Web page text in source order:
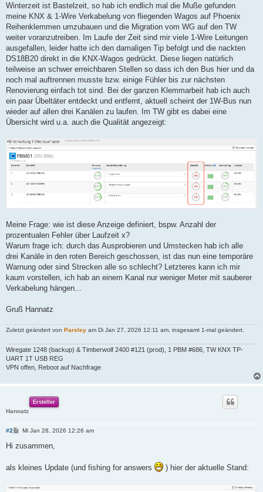
a
Winterzeit ist Bastelzeit, so hab ich endlich mal die Muße gefunden
meine KNX & 1-Wire Verkabelung von fliegenden Wagos auf Phoenix
Reihenklemmen umzubauen und die Migration vom WG auf den TW
weiter voranzutreiben. Im Laufe der Zeit sind mir viele 1-Wire Leitungen
ausgefallen, leider hatte ich den damaligen Tip befolgt und die nackten
DS18B20 direkt in die KNX-Wagos gedrückt. Diese liegen natürlich
teilweise an schwer erreichbaren Stellen so dass ich den Bus hier und da
noch mal auftrennen musste bzw. einige Fühler bis zur nächsten
Renovierung einfach tot sind. Bei der ganzen Klemmarbeit hab ich auch
ein paar Übeltäter entdeckt und entfernt, aktuell scheint der 1W-Bus nun
wieder auf allen drei Kanälen zu laufen. Im TW gibt es dabei eine
Übersicht wird u.a. auch die Qualität angezeigt:
Meine Frage: wie ist diese Anzeige definiert, bspw. Anzahl der
prozentualen Fehler über Laufzeit x?
Warum frage ich: durch das Ausprobieren und Umstecken hab ich alle
drei Kanäle in den roten Bereich geschossen, ist das nun eine temporäre
Warnung oder sind Strecken alle so schlecht? Letzteres kann ich mir
kaum vorstellen, ich hab an einem Kanal nur weniger Meter mit sauberer
Verkabelung hängen...
Gruß Hannatz
Zuletzt geändert von Parsley am Di Jan 27, 2026 12:11 am, insgesamt 1-mal geändert.
Wiregate 1248 (backup) & Timberwolf 2400 #121 (prod), 1 PBM #686, TW KNX TP-
UART 1T USB REG
VPN offen, Reboot auf Nachfrage
Ersteller
Hannatz
#2
B
i
a
g
Mi Jan 28, 2026 12:26 am
Hi zusammen,
als kleines Update (und fishing for answers ) hier der aktuelle Stand: